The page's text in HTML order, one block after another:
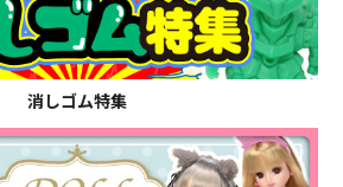
消しゴム特集